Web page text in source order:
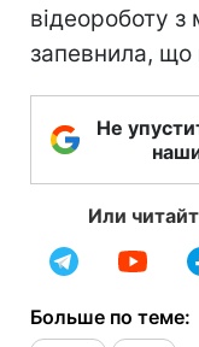
відеороботу з
запевнила, що
Не
Или
Больше по теме: